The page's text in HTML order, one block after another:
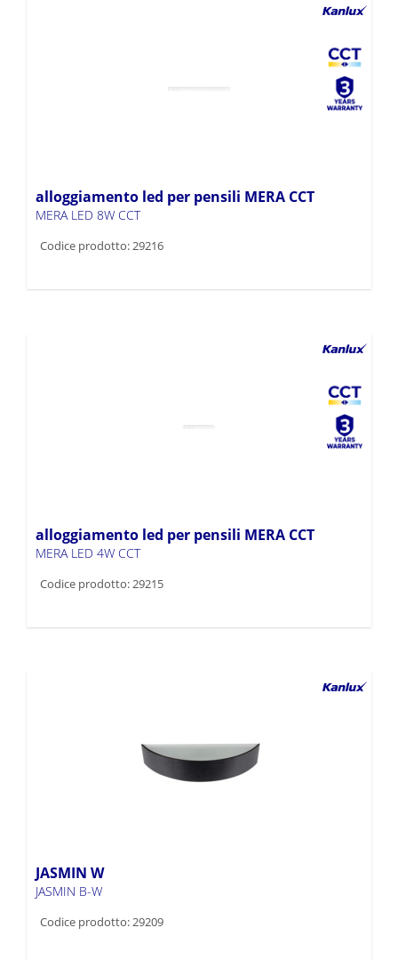
alloggiamento led per pensili MERA CCT
MERA LED 8W CCT
Codice prodotto: 29216
alloggiamento led per pensili MERA CCT
MERA LED 4W CCT
Codice prodotto: 29215
JASMIN W
JASMIN B-W
Codice prodotto: 29209